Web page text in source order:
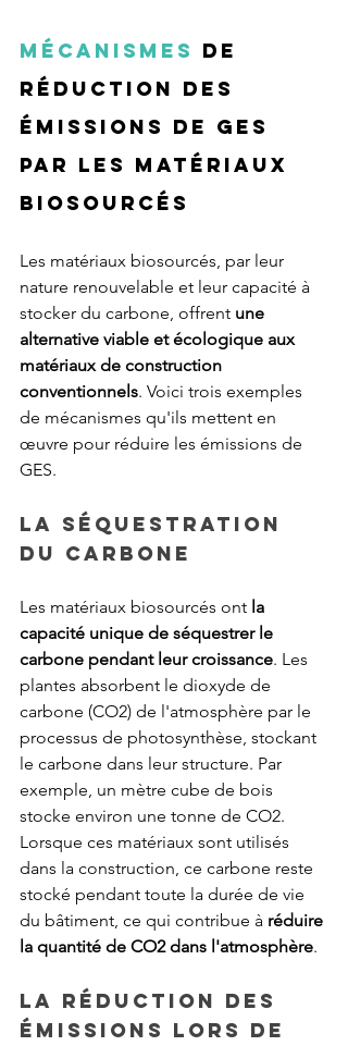
Mécanismes de
réduction des
émissions de GES
par les matériaux
biosourcés
Les matériaux biosourcés, par leur
nature renouvelable et leur capacité à
stocker du carbone, offrent une
alternative viable et écologique aux
matériaux de construction
conventionnels. Voici trois exemples
de mécanismes qu'ils mettent en
œuvre pour réduire les émissions de
GES.
La séquestration
du carbone
Les matériaux biosourcés ont la
capacité unique de séquestrer le
carbone pendant leur croissance. Les
plantes absorbent le dioxyde de
carbone (CO2) de l'atmosphère par le
processus de photosynthèse, stockant
le carbone dans leur structure. Par
exemple, un mètre cube de bois
stocke environ une tonne de CO2.
Lorsque ces matériaux sont utilisés
dans la construction, ce carbone reste
stocké pendant toute la durée de vie
du bâtiment, ce qui contribue à réduire
la quantité de CO2 dans l'atmosphère.
La réduction des
émissions lors de